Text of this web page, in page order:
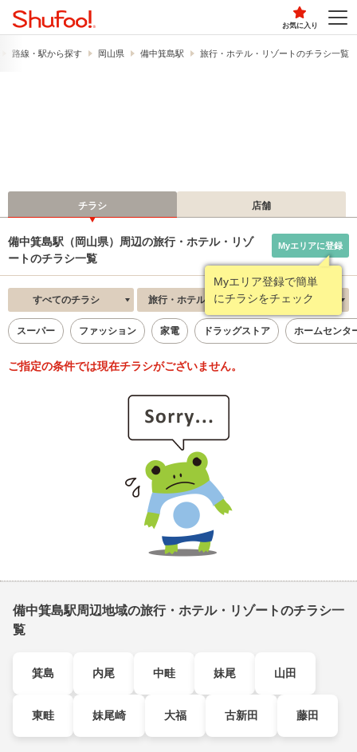
お気に入り
路線・駅から探す 岡山県 備中箕島駅 旅行・ホテル・リゾートのチラシ一覧
チラシ 店舗
備中箕島駅（岡山県）周辺の旅行・ホテル・リゾ
ートのチラシ一覧
Myエリア登録で簡単
にチラシをチェック
Myエリアに登録
すべてのチラシ 旅行・ホテル・リゾート 新着順
スーパー ファッション 家電 ドラッグストア ホームセンタ
ご指定の条件では現在チラシがございません。
備中箕島駅周辺地域の旅行・ホテル・リゾートのチラシ一
覧
箕島 内尾 中畦 妹尾 山田
東畦 妹尾崎 大福 古新田 藤田